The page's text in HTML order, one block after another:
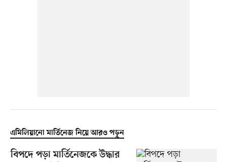
এমিলিয়ানো মার্তিনেজ নিয়ে আরও পড়ুন
বিপদে পড়া মার্তিনেজকে উদ্ধার